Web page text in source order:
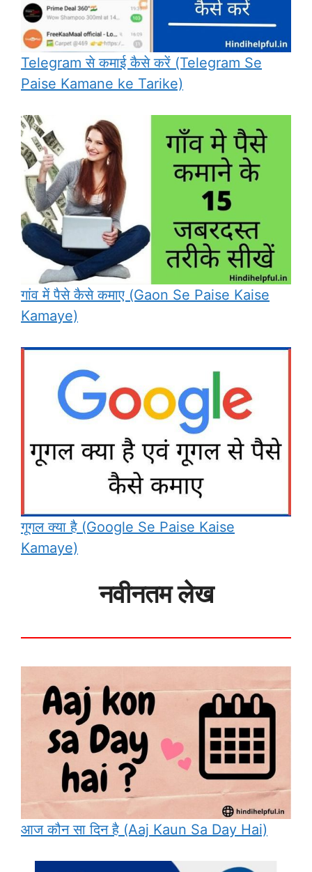
Telegram से कमाई कैसे करें (Telegram Se
Paise Kamane ke Tarike)
गांव में पैसे कैसे कमाए (Gaon Se Paise Kaise
Kamaye)
गूगल क्या है (Google Se Paise Kaise
Kamaye)
नवीनतम लेख
आज कौन सा दिन है (Aaj Kaun Sa Day Hai)